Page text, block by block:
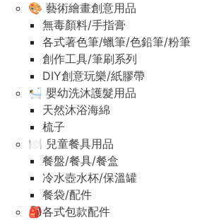
🎨 藝術繪畫創意用品
無毒顏料/手指膏
各式著色筆/蠟筆/色鉛筆/粉筆
創作工具/筆刷系列
DIY創意玩樂/紙膠帶
🛀 嬰幼洗沐護髮用品
天然沐浴海綿
梳子
🍽️ 兒童餐具用品
餐盤/餐具/餐盒
冷水壺水杯/保溫罐
餐袋/配件
🎒各式包款配件